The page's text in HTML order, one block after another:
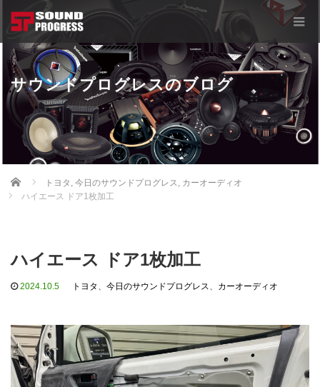
サウンドプログレスのブログ
Home トヨタ , 今日のサウンドプログレス, カーオーディオ
ハイエース ドア1枚加工
ハイエース ドア1枚加工
2024.10.5 トヨタ 、 今日のサウンドプログレス、 カーオーディオ